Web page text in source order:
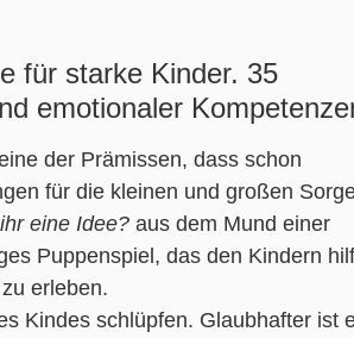
für starke Kinder. 35
emotionaler
der Prämissen, dass schon
für die kleinen und großen
eine Idee? aus dem Mund einer
Puppenspiel, das den Kindern
erleben.
Kindes schlüpfen. Glaubhafter ist